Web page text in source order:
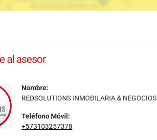
al asesor
Nombre:
REDSOLUTIONS INMOBILARIA & NEGOCIOS
Teléfono Móvil:
+573103257378